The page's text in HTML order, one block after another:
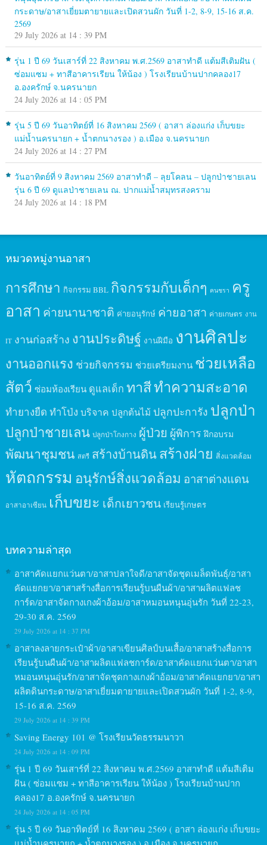
กระดาษ/อาสาเยี่ยมตายายและเปิดสวนผัก วันที่ 1-2, 8-9, 15-16 ส.ค.
2569
29 July 2026 at 14 : 39 PM
รุ่น 1 ปี 69 วันเสาร์ที่ 22 สิงหาคม พ.ศ.2569 อาสาทำดี แต้มสีเติมฝัน (
ซ่อมแซม + ทาสีอาคารเรียน ให้น้อง ) โรงเรียนบ้านปากคลอง17
อ.องครักษ์ จ.นครนายก
24 July 2026 at 14 : 05 PM
รุ่น 5 ปี 69 วันอาทิตย์ที่ 16 สิงหาคม 2569 ( อาสา ล่องแก่ง เก็บขยะ
แม่น้ำนครนายก + น้ำตกนางรอง ) อ.เมือง จ.นครนายก
24 July 2026 at 14 : 27 PM
วันอาทิตย์ที่ 9 สิงหาคม 2569 อาสาทำดี – ลุยโคลน – ปลูกป่าชายเลน
รุ่น 6 ปี 69 ดูแลป่าชายเลน ณ. ปากแม่น้ำสมุทรสงคราม
24 July 2026 at 14 : 18 PM
หมวดหมู่งานอาสา
การศึกษา กิจกรรม BBL กิจกรรมกับเด็กๆ คนชรา ครู
อาสา ค่ายนานาชาติ ค่ายอนุรักษ์ ค่ายอาสา ค่ายเกษตร งาน
IT งานก่อสร้าง งานประดิษฐ์ งานฝีมือ งานศิลปะ
งานออกแรง ช่วยกิจกรรม ช่วยเตรียมงาน ช่วยเหลือ
สัตว์ ซ่อมห้องเรียน ดูแลเด็ก ทาสีทำความสะอาด
ทำยางยืด ทำโป่ง บริจาค ปลูกต้นไม้ ปลูกปะการัง ปลูกป่า
ปลูกป่าชายเลน ปลูกป่าโกงกาง ผู้ป่วย ผู้พิการ ฝึกอบรม
พัฒนาชุมชน สตรี สร้างบ้านดินสร้างฝาย สิ่งแวดล้อม
หัตถกรรม อนุรักษ์สิ่งแวดล้อม อาสาต่างแดน
อาสาอาเซียน เก็บขยะ เด็กเยาวชน เรียนรู้เกษตร
บทความล่าสุด
อาสาคัดแยกแว่นตา/อาสาปลาใจดี/อาสาจัดชุดเมล็ดพันธุ์/อาสา
คัดแยกยา/อาสาสร้างสื่อการเรียนรู้บนผืนผ้า/อาสาผลิตแฟลช
การ์ด/อาสาจัดกางเกงผ้าอ้อม/อาสาหมอนหนุนอุ่นรัก วันที่ 22-23,
29-30 ส.ค. 2569
29 July 2026 at 14 : 37 PM
อาสาลงลายกระเป๋าผ้า/อาสาเขียนศิลป์บนเสื้อ/อาสาสร้างสื่อการ
เรียนรู้บนผืนผ้า/อาสาผลิตแฟลชการ์ด/อาสาคัดแยกแว่นตา/อาสา
หมอนหนุนอุ่นรัก/อาสาจัดชุดกางเกงผ้าอ้อม/อาสาคัดแยกยา/อาสา
ผลิตดินกระดาษ/อาสาเยี่ยมตายายและเปิดสวนผัก วันที่ 1-2, 8-9,
15-16 ส.ค. 2569
29 July 2026 at 14 : 39 PM
Saving Energy 101 @ โรงเรียนวัดธรรมนาวา
24 July 2026 at 14 : 09 PM
รุ่น 1 ปี 69 วันเสาร์ที่ 22 สิงหาคม พ.ศ.2569 อาสาทำดี แต้มสีเติม
ฝัน ( ซ่อมแซม + ทาสีอาคารเรียน ให้น้อง ) โรงเรียนบ้านปาก
คลอง17 อ.องครักษ์ จ.นครนายก
24 July 2026 at 14 : 05 PM
รุ่น 5 ปี 69 วันอาทิตย์ที่ 16 สิงหาคม 2569 ( อาสา ล่องแก่ง เก็บขยะ